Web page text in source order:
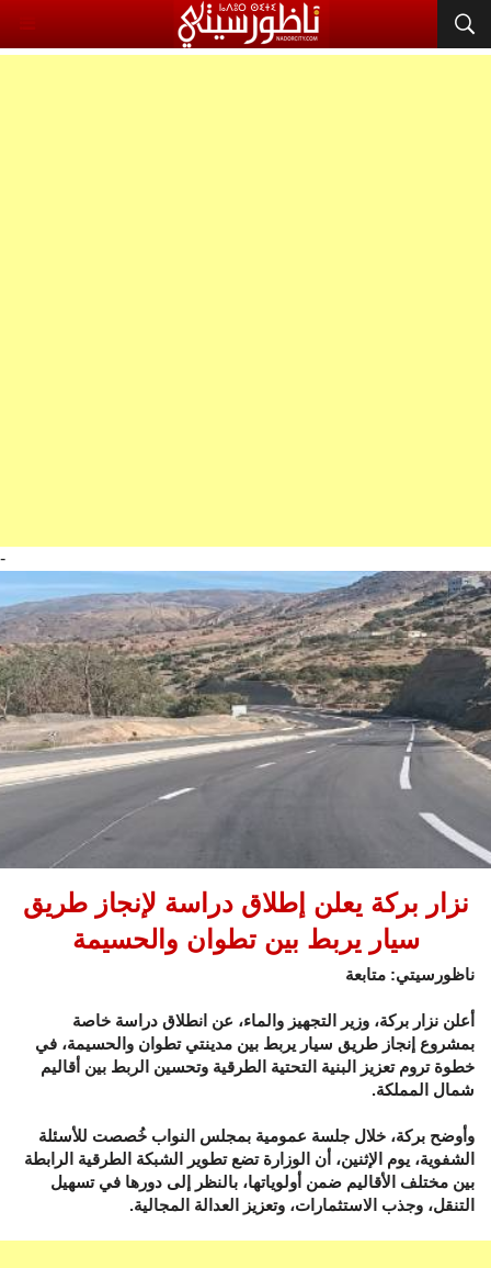
-
نزار بركة يعلن إطلاق دراسة لإنجاز طريق
سيار يربط بين تطوان والحسيمة
ناظورسيتي: متابعة
أعلن نزار بركة، وزير التجهيز والماء، عن انطلاق دراسة خاصة
بمشروع إنجاز طريق سيار يربط بين مدينتي تطوان والحسيمة، في
خطوة تروم تعزيز البنية التحتية الطرقية وتحسين الربط بين أقاليم
شمال المملكة.
وأوضح بركة، خلال جلسة عمومية بمجلس النواب خُصصت للأسئلة
الشفوية، يوم الإثنين، أن الوزارة تضع تطوير الشبكة الطرقية الرابطة
بين مختلف الأقاليم ضمن أولوياتها، بالنظر إلى دورها في تسهيل
التنقل، وجذب الاستثمارات، وتعزيز العدالة المجالية.